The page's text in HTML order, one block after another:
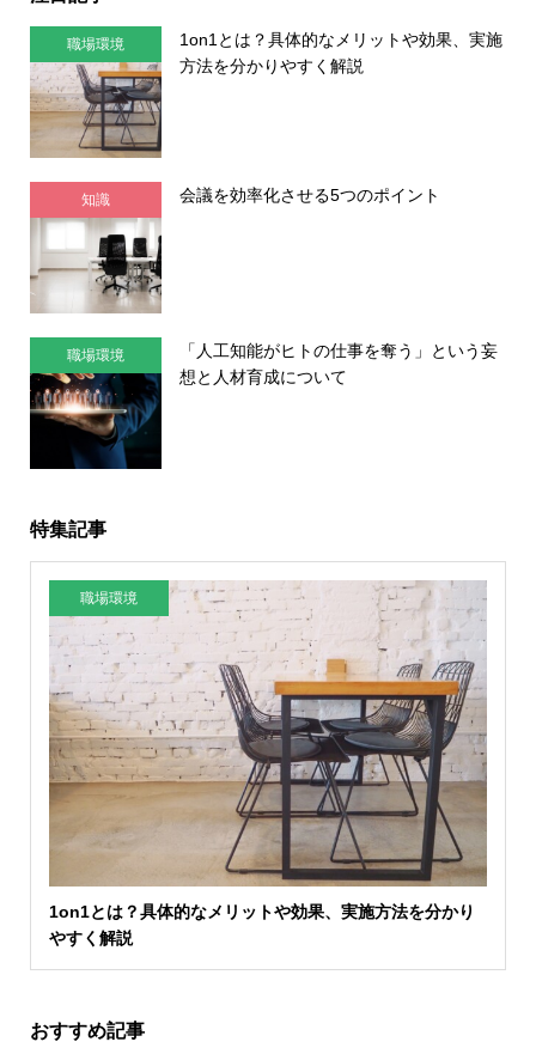
職場環境
1on1とは？具体的なメリットや効果、実施
方法を分かりやすく解説
知識 会議を効率化させる5つのポイント
職場環境
「人工知能がヒトの仕事を奪う」という妄
想と人材育成について
特集記事
職場環境
1on1とは？具体的なメリットや効果、実施方法を分かり
やすく解説
おすすめ記事